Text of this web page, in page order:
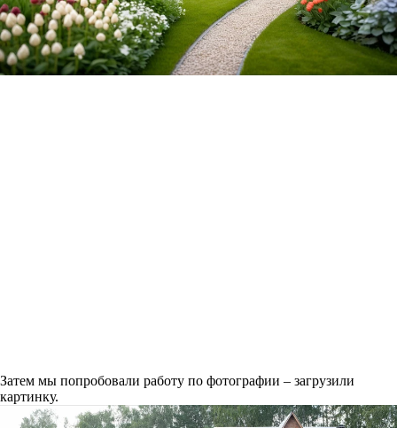
Затем мы попробовали работу по фотографии – загрузили
картинку.